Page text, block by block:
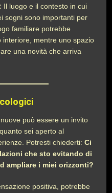
Il luogo e il contesto in cui
sogni sono importanti per
familiare potrebbe
mentre uno spazio
una novità che arriva
può essere un invito
sei aperto al
Potresti chiederti:Ci
che sto evitando di
ampliare i miei orizzonti?
positiva, potrebbe